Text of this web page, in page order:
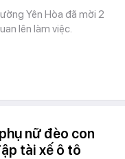
Yên Hòa đã mời 2
lên làm việc.
nữ đèo con
tài xế ô tô